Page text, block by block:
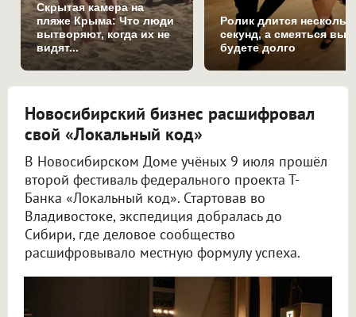
Скрытая камера на
пляже Крыма: Что люди
вытворяют, когда их не
видят...
Ролик длится
секунд, а смеяться вы
будете долго
Новосибирский бизнес расшифровал
свой «Локальный код»
В Новосибирском Доме учёных 9 июля прошёл
второй фестиваль федерального проекта Т-
Банка «Локальный код». Стартовав во
Владивостоке, экспедиция добралась до
Сибири, где деловое сообщество
расшифровывало местную формулу успеха.